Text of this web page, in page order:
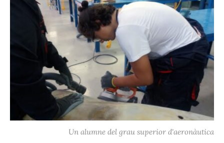
Un alumne del grau superior d'aeronàutica